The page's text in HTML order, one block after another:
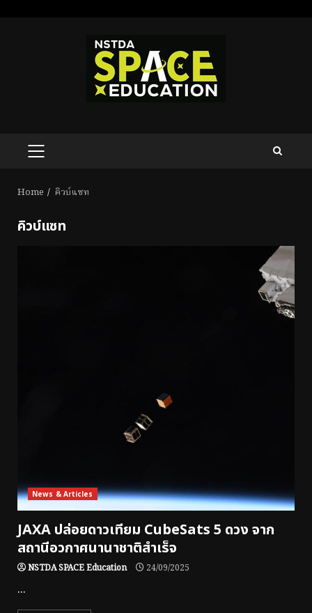
PRIMARY
Home คิวบ์แซท
คิวบ์แซท
News & Articles
JAXA ปล่อยดาวเทียม CubeSats 5 ดวง จาก
สถานีอวกาศนานาชาติสำเร็จ
NSTDA SPACE Education 24/09/2025
...